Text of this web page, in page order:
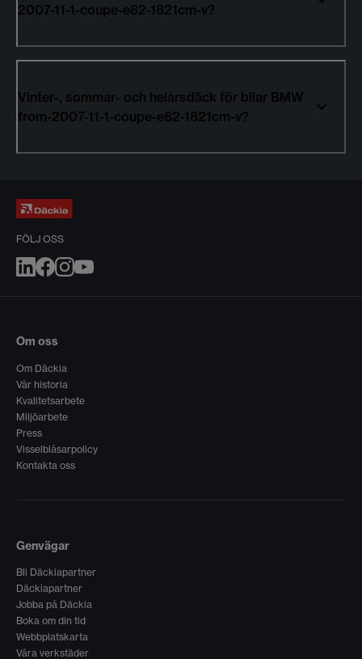
2007-11-1-coupe-e82-1821cm-v?
Vinter-, sommar- och helårsdäck för bilar BMW
from-2007-11-1-coupe-e82-1821cm-v?
FÖLJ OSS
Om oss
Om Däckia
Vår historia
Kvalitetsarbete
Miljöarbete
Press
Visselblåsarpolicy
Kontakta oss
Genvägar
Bli Däckiapartner
Däckiapartner
Jobba på Däckia
Boka om din tid
Webbplatskarta
Våra verkstäder